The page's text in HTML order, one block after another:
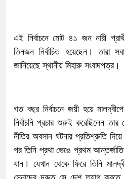
এই নির্বাচনে মোট ৪১ জন নারী
তিনজন নির্বাচিত হয়েছেন। তারা
জানিয়েছে স্থানীয় মিহারু সংবাদপত্র।
গত বছর নির্বাচনে জয়ী হয়ে
নির্বাচনি প্রচার শুরুই করেছিলেন তার
নীতির অবসান ঘটনার প্রতিশ্রুতি
পর তিনি প্রথা ভেঙে প্রথম
যান। যেখান থেকে ফিরে তিনি